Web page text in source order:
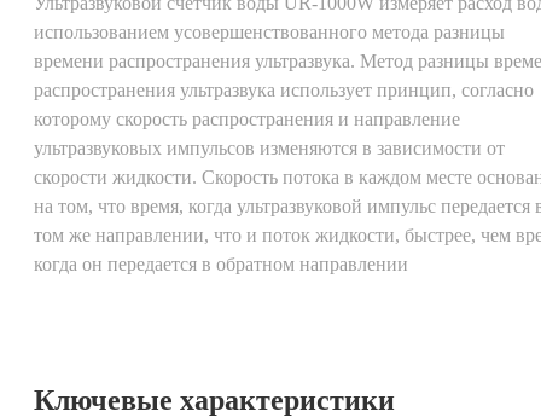
использованием усовершенствованного метода разницы
времени распространения ультразвука. Метод разницы
распространения ультразвука использует принцип, согласно
которому скорость распространения и направление
ультразвуковых импульсов изменяются в зависимости от
скорости жидкости. Скорость потока в каждом месте
на том, что время, когда ультразвуковой импульс передается
том же направлении, что и поток жидкости, быстрее, чем
когда он передается в обратном направлении
Ключевые характеристики